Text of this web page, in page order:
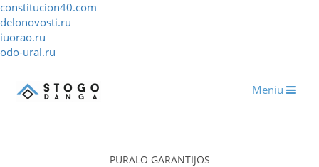
constitucion40.com
delonovosti.ru
iuorao.ru
odo-ural.ru
Meniu
PURALO GARANTIJOS